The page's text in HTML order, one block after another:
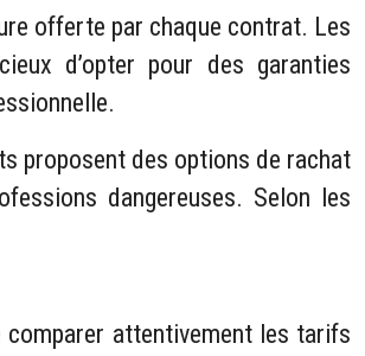
offerte par chaque contrat. Les
d’opter pour des garanties
proposent des options de rachat
dangereuses. Selon les
attentivement les tarifs